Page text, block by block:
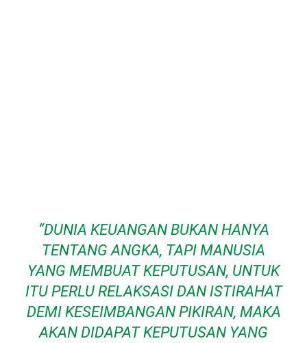
“DUNIA KEUANGAN BUKAN HANYA
TENTANG ANGKA, TAPI MANUSIA
YANG MEMBUAT KEPUTUSAN, UNTUK
ITU PERLU RELAKSASI DAN ISTIRAHAT
DEMI KESEIMBANGAN PIKIRAN, MAKA
AKAN DIDAPAT KEPUTUSAN YANG